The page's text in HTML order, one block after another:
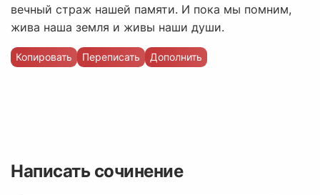
вечный страж нашей памяти. И пока мы помним,
жива наша земля и живы наши души.
Копировать Переписать Дополнить
Написать сочинение